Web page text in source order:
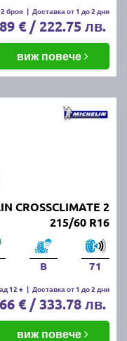
броя | Доставка от 1 до 2 дни
€ / 222.75 лв.
виж повече
CROSSCLIMATE 2
215/60 R16
B 71
12 + | Доставка от 1 до 2 дни
€ / 333.78 лв.
виж повече